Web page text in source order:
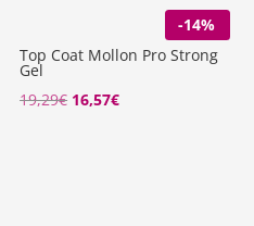
-14%
Top Coat Mollon Pro Strong
Gel
19,29€ El
16,57€El